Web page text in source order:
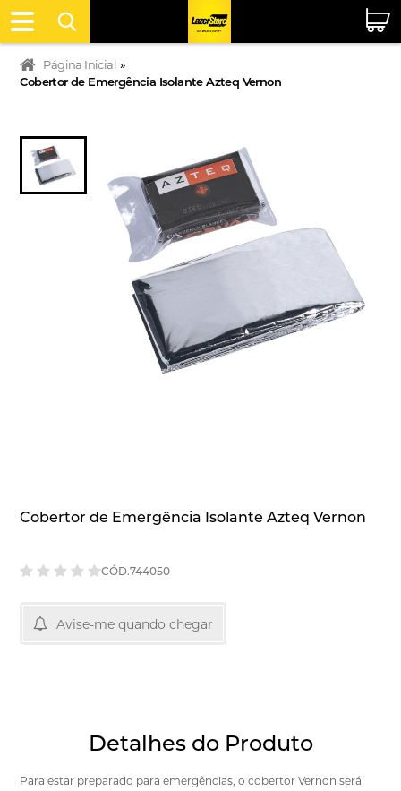
Página Inicial »
Cobertor de Emergência Isolante Azteq Vernon
Cobertor de Emergência Isolante Azteq Vernon
CÓD.744050
Avise-me quando chegar
Detalhes do Produto
Para estar preparado para emergências, o cobertor Vernon será